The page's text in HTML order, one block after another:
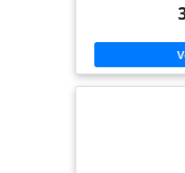
dans les zones où
connect rend
et plus facile,
combinaison de